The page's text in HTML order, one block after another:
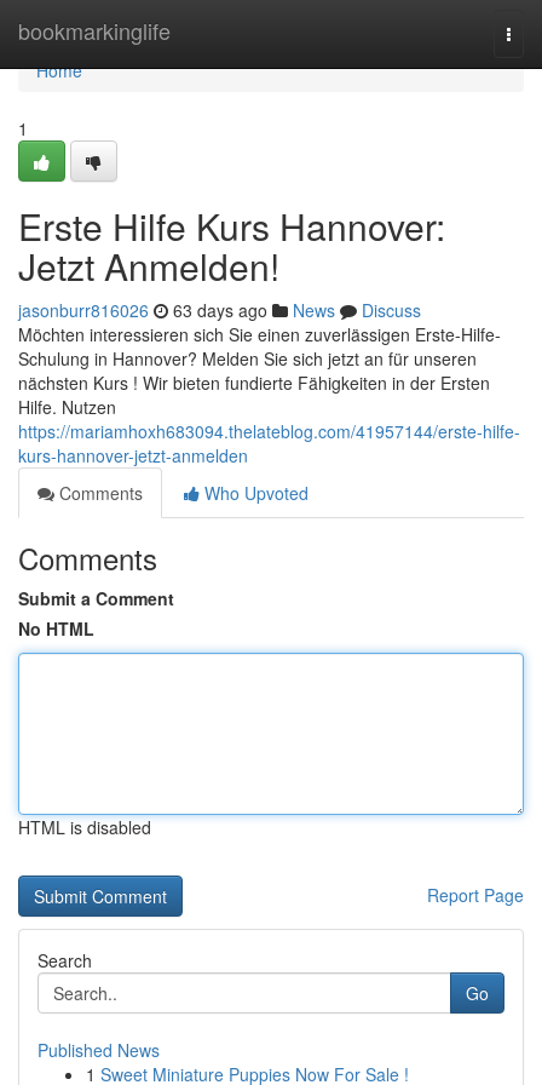
bookmarkinglife
Home
Home
1
Erste Hilfe Kurs Hannover:
Jetzt Anmelden!
jasonburr816026 63 days ago News
Discuss
Möchten interessieren sich Sie einen zuverlässigen Erste-Hilfe-
Schulung in Hannover? Melden Sie sich jetzt an für unseren
nächsten Kurs ! Wir bieten fundierte Fähigkeiten in der Ersten
Hilfe. Nutzen
https://mariamhoxh683094.thelateblog.com/41957144/erste-hilfe-
kurs-hannover-jetzt-anmelden
Comments
Who Upvoted
Comments
Submit a Comment
No HTML
HTML is disabled
Report Page
Search
Go
Published News
1 Sweet Miniature Puppies Now For Sale !